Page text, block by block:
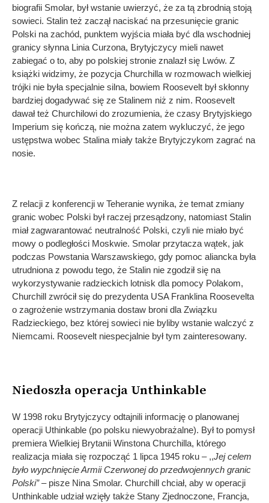
biografii Smolar, był wstanie uwierzyć, że za tą zbrodnią stoją
sowieci. Stalin też zaczął naciskać na przesunięcie granic
Polski na zachód, punktem wyjścia miała być dla wschodniej
granicy słynna Linia Curzona, Brytyjczycy mieli nawet
zabiegać o to, aby po polskiej stronie znalazł się Lwów. Z
książki widzimy, że pozycja Churchilla w rozmowach wielkiej
trójki nie była specjalnie silna, bowiem Roosevelt był skłonny
bardziej dogadywać się ze Stalinem niż z nim. Roosevelt
dawał też Churchilowi do zrozumienia, że czasy Brytyjskiego
Imperium się kończą, nie można zatem wykluczyć, że jego
ustępstwa wobec Stalina miały także Brytyjczykom zagrać na
nosie.
Z relacji z konferencji w Teheranie wynika, że temat zmiany
granic wobec Polski był raczej przesądzony, natomiast Stalin
miał zagwarantować neutralność Polski, czyli nie miało być
mowy o podległości Moskwie. Smolar przytacza wątek, jak
podczas Powstania Warszawskiego, gdy pomoc aliancka była
utrudniona z powodu tego, że Stalin nie zgodził się na
wykorzystywanie radzieckich lotnisk dla pomocy Polakom,
Churchill zwrócił się do prezydenta USA Franklina Roosevelta
o zagrożenie wstrzymania dostaw broni dla Związku
Radzieckiego, bez której sowieci nie byliby wstanie walczyć z
Niemcami. Roosevelt niespecjalnie był tym zainteresowany.
Niedoszła operacja Unthinkable
W 1998 roku Brytyjczycy odtajnili informację o planowanej
operacji Uthinkable (po polsku niewyobrażalne). Był to pomysł
premiera Wielkiej Brytanii Winstona Churchilla, którego
realizacja miała się rozpocząć 1 lipca 1945 roku – ,,Jej celem
było wypchnięcie Armii Czerwonej do przedwojennych granic
Polski”– pisze Nina Smolar. Churchill chciał, aby w operacji
Unthinkable udział wzięły także Stany Zjednoczone, Francja,